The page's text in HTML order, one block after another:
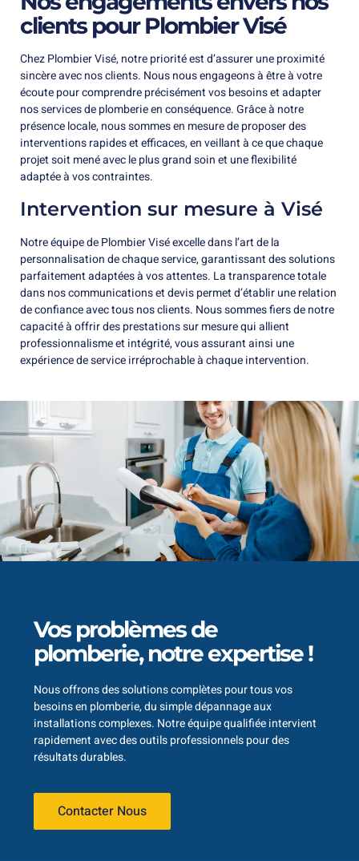
clients pour Plombier Visé
Chez Plombier Visé, notre priorité est d’assurer une proximité
sincère avec nos clients. Nous nous engageons à être à votre
écoute pour comprendre précisément vos besoins et adapter
nos services de plomberie en conséquence. Grâce à notre
présence locale, nous sommes en mesure de proposer des
interventions rapides et efficaces, en veillant à ce que chaque
projet soit mené avec le plus grand soin et une flexibilité
adaptée à vos contraintes.
Intervention sur mesure à Visé
Notre équipe de Plombier Visé excelle dans l’art de la
personnalisation de chaque service, garantissant des solutions
parfaitement adaptées à vos attentes. La transparence totale
dans nos communications et devis permet d’établir une relation
de confiance avec tous nos clients. Nous sommes fiers de notre
capacité à offrir des prestations sur mesure qui allient
professionnalisme et intégrité, vous assurant ainsi une
expérience de service irréprochable à chaque intervention.
Vos problèmes de
plomberie, notre expertise !
Nous offrons des solutions complètes pour tous vos
besoins en plomberie, du simple dépannage aux
installations complexes. Notre équipe qualifiée intervient
rapidement avec des outils professionnels pour des
résultats durables.
Contacter Nous